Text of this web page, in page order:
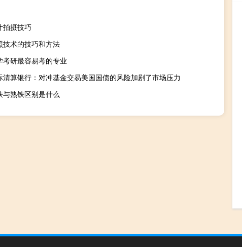
拍摄技巧
技术的技巧和方法
考研最容易考的专业
清算银行：对冲基金交易美国国债的风险加剧了市场压力
与熟铁区别是什么